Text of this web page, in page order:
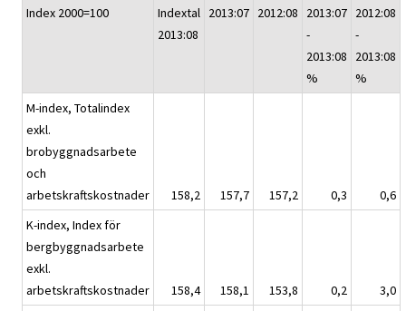
Index 2000=100
Indextal
2013:08
2013:07 2012:08
2013:07
-
2013:08
%
2012:08
-
2013:08
%
M-index, Totalindex
exkl.
brobyggnadsarbete
och
arbetskraftskostnader
158,2 157,7 157,2 0,3
0,6
K-index, Index för
bergbyggnadsarbete
exkl.
arbetskraftskostnader
158,4 158,1 153,8 0,2
3,0